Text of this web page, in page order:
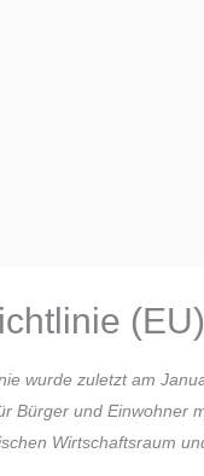
(EU)
wurde zuletzt am
Bürger und Einwohner
Wirtschaftsraum